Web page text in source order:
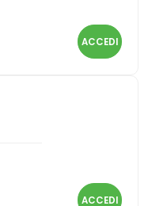
ACCEDI
ACCEDI